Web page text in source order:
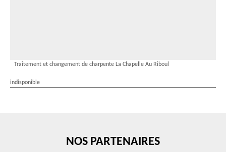
Traitement et changement de charpente La Chapelle Au Riboul
indisponible
NOS PARTENAIRES